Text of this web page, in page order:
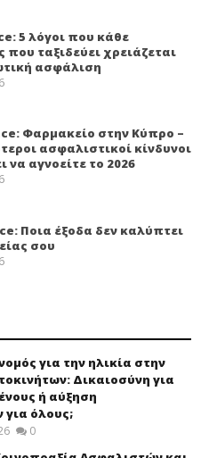
5 λόγοι που κάθε
που ταξιδεύει χρειάζεται
ασφάλιση
Φαρμακείο στην Κύπρο –
ασφαλιστικοί κίνδυνοι
να αγνοείτε το 2026
Ποια έξοδα δεν καλύπτει
σου
για την ηλικία στην
Δικαιοσύνη για
ή αύξηση
όλους;
0